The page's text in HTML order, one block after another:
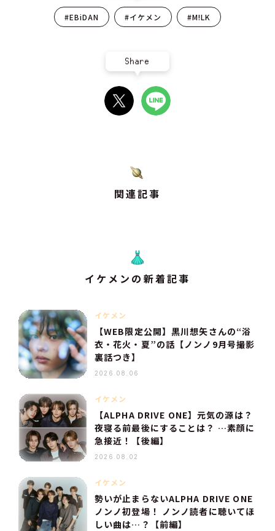
#EBiDAN #イケメン #M!LK
Share
関連記事
イケメンの新着記事
イケメン
【WEB限定公開】黒川想矢さんの“浴
衣・花火・夏”の話【ノンノ9月号撮影
裏話つき】
2026.08.06
イケメン
【ALPHA DRIVE ONE】元気の源は？
夜寝る前最後にすることは？ …素顔に
急接近！【後編】
2026.08.02
イケメン
勢いが止まらないALPHA DRIVE ONE
ノンノ初登場！ ノンノ読者に聴いてほ
しい曲は…？【前編】